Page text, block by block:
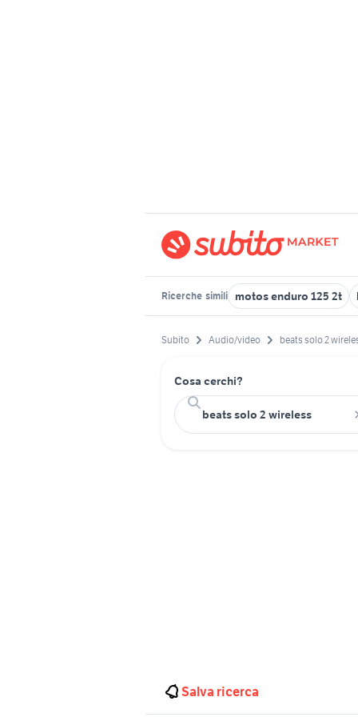
Ricerche simili motos enduro 125 2t
Subito Audio/video beats solo 2
Cosa cerchi?
Salva ricerca